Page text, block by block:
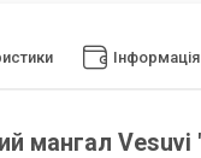
мангал Vesuvi